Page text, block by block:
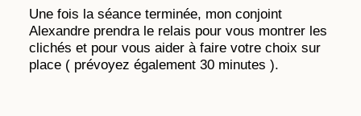
Une fois la séance terminée, mon conjoint
Alexandre prendra le relais pour vous montrer les
clichés et pour vous aider à faire votre choix sur
place ( prévoyez également 30 minutes ).